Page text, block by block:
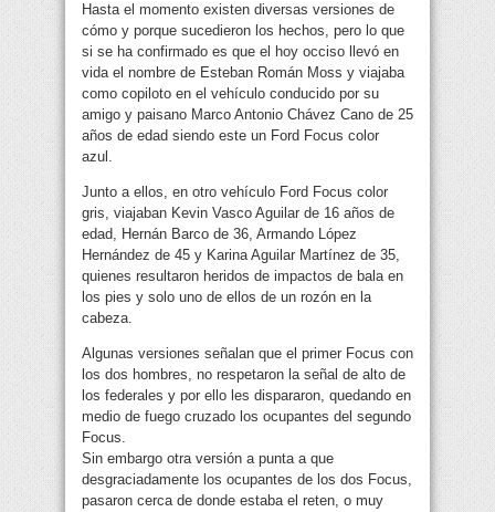
Hasta el momento existen diversas versiones de
cómo y porque sucedieron los hechos, pero lo que
si se ha confirmado es que el hoy occiso llevó en
vida el nombre de Esteban Román Moss y viajaba
como copiloto en el vehículo conducido por su
amigo y paisano Marco Antonio Chávez Cano de 25
años de edad siendo este un Ford Focus color
azul.
Junto a ellos, en otro vehículo Ford Focus color
gris, viajaban Kevin Vasco Aguilar de 16 años de
edad, Hernán Barco de 36, Armando López
Hernández de 45 y Karina Aguilar Martínez de 35,
quienes resultaron heridos de impactos de bala en
los pies y solo uno de ellos de un rozón en la
cabeza.
Algunas versiones señalan que el primer Focus con
los dos hombres, no respetaron la señal de alto de
los federales y por ello les dispararon, quedando en
medio de fuego cruzado los ocupantes del segundo
Focus.
Sin embargo otra versión a punta a que
desgraciadamente los ocupantes de los dos Focus,
pasaron cerca de donde estaba el reten, o muy